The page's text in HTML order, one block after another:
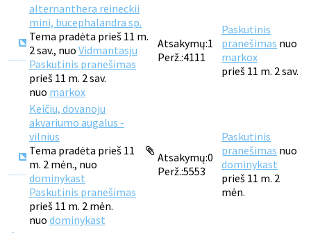
alternanthera reineckii
mini, bucephalandra sp.
Tema pradėta prieš 11 m.
2 sav., nuo Vidmantasju
Paskutinis pranešimas
prieš 11 m. 2 sav.
nuo markox
Atsakymų:1
Perž.:4111
Paskutinis
pranešimas nuo
markox
prieš 11 m. 2 sav.
Keičiu, dovanoju
akvariumo augalus -
vilnius
Tema pradėta prieš 11
m. 2 mėn., nuo
dominykast
Paskutinis pranešimas
prieš 11 m. 2 mėn.
nuo dominykast
Atsakymų:0
Perž.:5553
Paskutinis
pranešimas nuo
dominykast
prieš 11 m. 2
mėn.